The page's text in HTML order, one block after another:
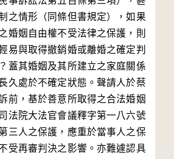
之情形（同條但書規定），如果
婚姻自由權不受法律之保護，則
易與取得撤銷婚或離婚之確定判
蓋其婚姻及其所建立之家庭關係
久處於不確定狀態。聲請人於蔡
前，基於善意所取得之合法婚姻
法院大法官會議釋字第一八六號
三人之保護，應重於當事人之保
受再審判決之影響。亦難遽認具